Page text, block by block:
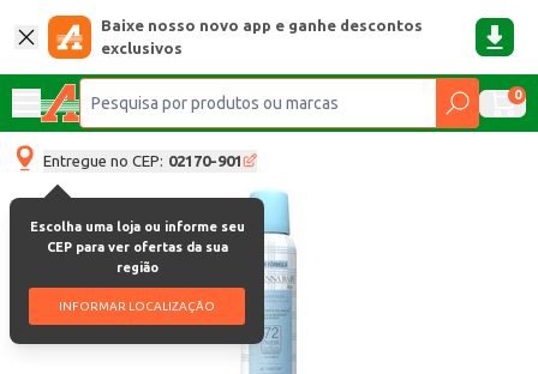
Baixe nosso novo app e ganhe descontos
exclusivos
0
Entregue no CEP: 02170-901
Escolha uma loja ou informe seu
CEP para ver ofertas da sua
região
INFORMAR LOCALIZAÇÃO